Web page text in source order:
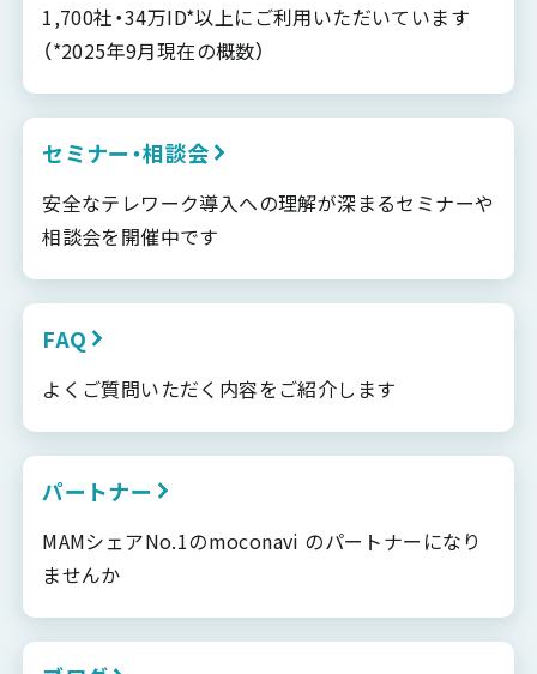
1,700社・34万ID*以上にご利用いただいています
（*2025年9月現在の概数）
セミナー・相談会
安全なテレワーク導入への理解が深まるセミナーや
相談会を開催中です
FAQ
よくご質問いただく内容をご紹介します
パートナー
MAMシェアNo.1のmoconavi のパートナーになり
ませんか